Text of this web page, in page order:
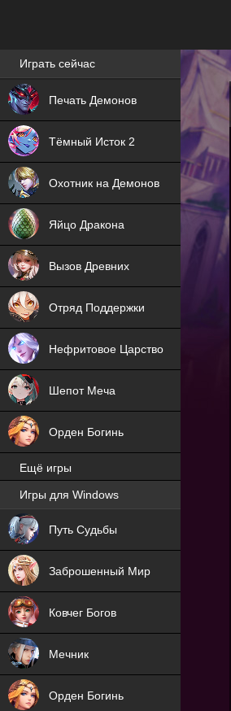
Лучшие игры онлайн
Играть сейчас
Печать Демонов
NEW
Тёмный Исток 2
NEW
Охотник на Демонов
ХИТ
Яйцо Дракона
NEW
Вызов Древних
ХИТ
Отряд Поддержки
ХИТ
Нефритовое Царство
Шепот Меча
Орден Богинь
Ещё игры
Игры для Windows
Путь Судьбы
Заброшенный Мир
NEW
Ковчег Богов
Мечник
Орден Богинь